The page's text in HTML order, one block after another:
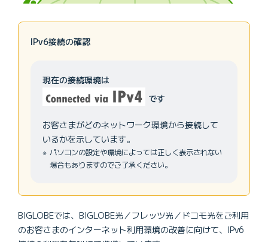
IPv6接続の確認
現在の接続環境は
です
お客さまがどのネットワーク環境から接続して
いるかを示しています。
パソコンの設定や環境によっては正しく表示されない
場合もありますのでご了承ください。
BIGLOBEでは、BIGLOBE光／フレッツ光／ドコモ光をご利用
のお客さまのインターネット利用環境の改善に向けて、IPv6